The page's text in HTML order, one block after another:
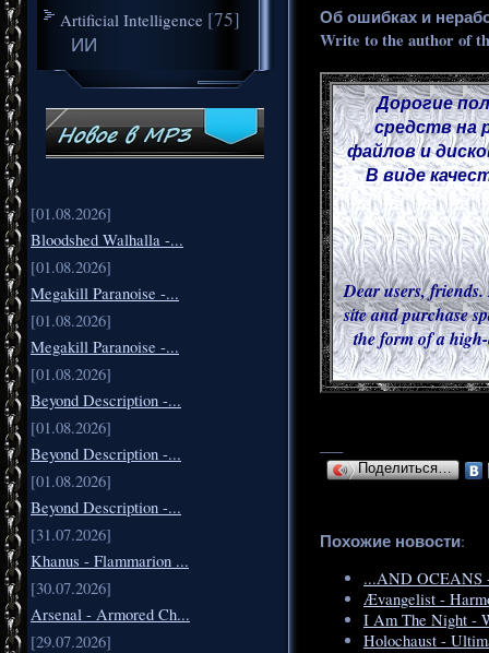
Artificial Intelligence [75]
ИИ
[01.08.2026]
Bloodshed Walhalla -...
[01.08.2026]
Megakill Paranoise -...
[01.08.2026]
Megakill Paranoise -...
[01.08.2026]
Beyond Description -...
[01.08.2026]
Beyond Description -...
[01.08.2026]
Beyond Description -...
[31.07.2026]
Khanus - Flammarion ...
[30.07.2026]
Arsenal - Armored Ch...
[29.07.2026]
Об ошибках и
Write to the author of
Дорогие
средств на
файлов и
В виде
Dear users,
site and purchase
the form of a
Поделиться…
Похожие новости:
...AND OCEANS
Ævangelist -
I Am The Night -
Holochaust -